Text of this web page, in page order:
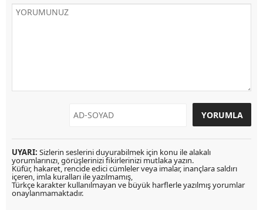
UYARI: Sizlerin seslerini duyurabilmek için konu ile alakalı
yorumlarınızı, görüşlerinizi fikirlerinizi mutlaka yazın.
Küfür, hakaret, rencide edici cümleler veya imalar, inançlara saldırı
içeren, imla kuralları ile yazılmamış,
Türkçe karakter kullanılmayan ve büyük harflerle yazılmış yorumlar
onaylanmamaktadır.